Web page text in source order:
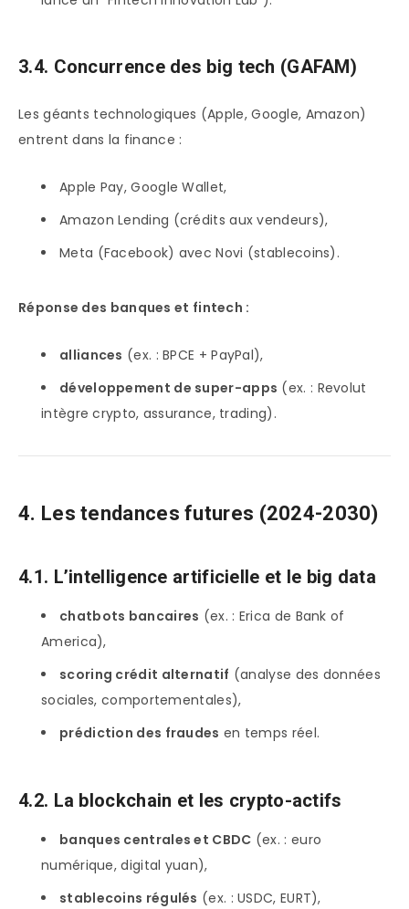
3.4. Concurrence des big tech (GAFAM)
Les géants technologiques (Apple, Google, Amazon)
entrent dans la finance :
Apple Pay, Google Wallet,
Amazon Lending (crédits aux vendeurs),
Meta (Facebook) avec Novi (stablecoins).
Réponse des banques et fintech :
alliances (ex. : BPCE + PayPal),
développement de super-apps (ex. : Revolut
intègre crypto, assurance, trading).
4. Les tendances futures (2024-2030)
4.1. L’intelligence artificielle et le big data
chatbots bancaires (ex. : Erica de Bank of
America),
scoring crédit alternatif (analyse des données
sociales, comportementales),
prédiction des fraudes en temps réel.
4.2. La blockchain et les crypto-actifs
banques centrales et CBDC (ex. : euro
numérique, digital yuan),
stablecoins régulés (ex. : USDC, EURT),